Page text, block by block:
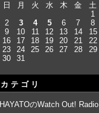
日 月 火 水 木 金
土
1
2
3 4 5 6 7
8
9
10 11 12 13 14
15
16
17 18 19 20 21
22
23
24 25 26 27 28
29
30
31
カテゴリ
HAYATOのWatch Out! Radio